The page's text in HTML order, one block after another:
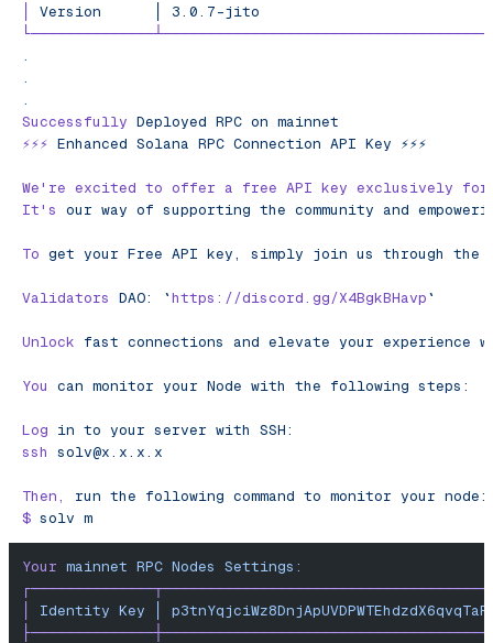
Version 3.0.7-jito
.
.
.
Successfully Deployed RPC on mainnet
⚡️⚡️⚡️ Enhanced Solana RPC Connection API Key ⚡️⚡️⚡️
We're excited to offer a free API key exclusively for
It' s our way of supporting the community and
To get your Free API key, simply join us through the
Validators DAO: `https://discord.gg/X4BgkBHavp`
Unlock fast connections and elevate your experience
You can monitor your Node with the following steps:
Log in to your server with SSH:
ssh solv@x.x.x.x
Then, run the following command to monitor your node:
$ solv m
Your mainnet RPC Nodes Settings:
Identity Key